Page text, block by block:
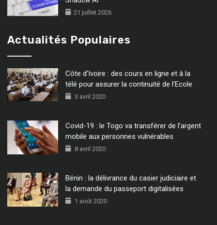
21 juillet 2026
Actualités Populaires
Côte d’Ivoire : des cours en ligne et à la
télé pour assurer la continuité de l’Ecole
3 avril 2020
Covid-19 : le Togo va transférer de l’argent
mobile aux personnes vulnérables
8 avril 2020
Bénin : la délivrance du casier judiciaire et
la demande du passeport digitalisées
1 août 2020